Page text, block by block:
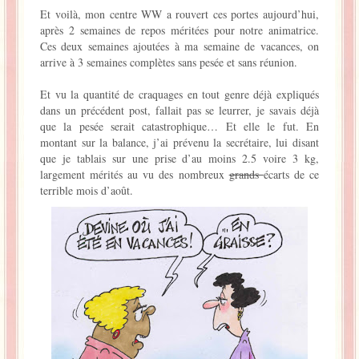
La Baleine se pomponne !
Ma période Weight Watchers
Et voilà, mon centre WW a rouvert ces portes aujourd’hui,
après 2 semaines de repos méritées pour notre animatrice.
Ces deux semaines ajoutées à ma semaine de vacances, on
arrive à 3 semaines complètes sans pesée et sans réunion.
Et vu la quantité de craquages en tout genre déjà expliqués
dans un précédent post, fallait pas se leurrer, je savais déjà
que la pesée serait catastrophique… Et elle le fut. En
montant sur la balance, j’ai prévenu la secrétaire, lui disant
que je tablais sur une prise d’au moins 2.5 voire 3 kg,
largement mérités au vu des nombreuxgrandsécarts de ce
terrible mois d’août.